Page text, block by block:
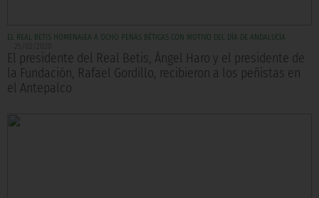
EL REAL BETIS HOMENAJEA A OCHO PEÑAS BÉTICAS CON MOTIVO DEL DÍA DE ANDALUCÍA
El presidente del Real Betis, Ángel Haro y el presidente de
la Fundación, Rafael Gordillo, recibieron a los peñistas en
el Antepalco